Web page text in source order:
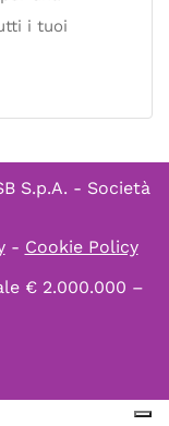
i tuoi
S.p.A. - Società
- Cookie Policy
€ 2.000.000 –